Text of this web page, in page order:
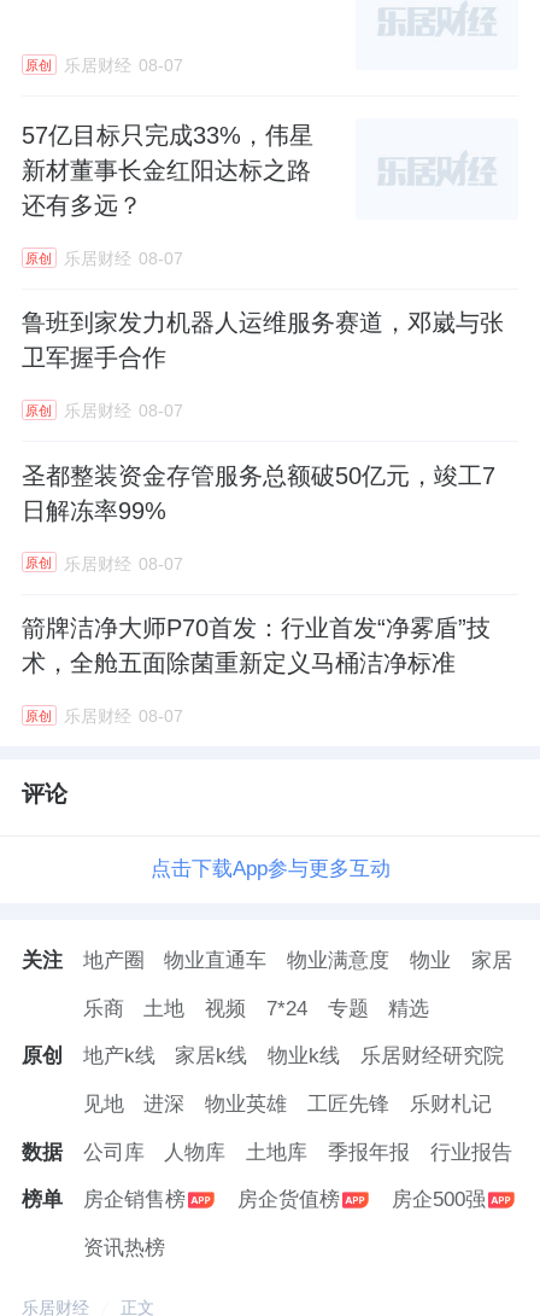
原创 乐居财经 08-07
57亿目标只完成33%，伟星
新材董事长金红阳达标之路
还有多远？
原创 乐居财经 08-07
鲁班到家发力机器人运维服务赛道，邓崴与张
卫军握手合作
原创 乐居财经 08-07
圣都整装资金存管服务总额破50亿元，竣工7
日解冻率99%
原创 乐居财经 08-07
箭牌洁净大师P70首发：行业首发“净雾盾”技
术，全舱五面除菌重新定义马桶洁净标准
原创 乐居财经 08-07
评论
点击下载App参与更多互动
关注 地产圈 物业直通车 物业满意度 物业 家居
乐商 土地 视频 7*24 专题 精选
原创 地产k线 家居k线 物业k线 乐居财经研究院
见地 进深 物业英雄 工匠先锋 乐财札记
数据 公司库 人物库 土地库 季报年报 行业报告
榜单 房企销售榜 房企货值榜 房企500强
资讯热榜
乐居财经 正文